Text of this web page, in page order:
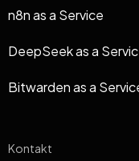
n8n as a Service
DeepSeek as a
Bitwarden as a
Kontakt